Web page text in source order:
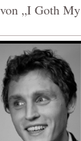
„I Goth My